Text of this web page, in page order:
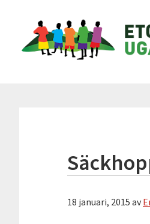
huvudnavigering
huvudinnehåll
sidfot
ETCP
Uganda
18 januari, 2015 av